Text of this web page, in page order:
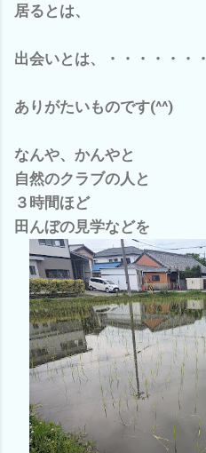
居るとは、
出会いとは、・・・・・・・
ありがたいものです(^^)
なんや、かんやと
自然のクラブの人と
３時間ほど
田んぼの見学などを